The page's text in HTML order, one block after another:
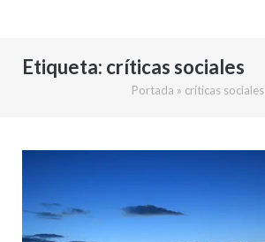
Etiqueta: críticas sociales
Portada » críticas sociales